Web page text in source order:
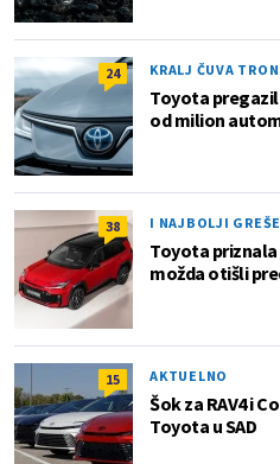
24 KRALJ ČUVA TRON
Toyota
od milion
38 I NAJBOLJI GREŠE
Toyota priznala
možda otišli
15 AKTUELNO
Šok za RAV4 i
Toyota u SAD